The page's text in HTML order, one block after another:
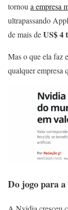
tornou a empresa
ultrapassando
de mais deUS$ 4
Mas o que ela faz
qualquer empresa
Do jogo para